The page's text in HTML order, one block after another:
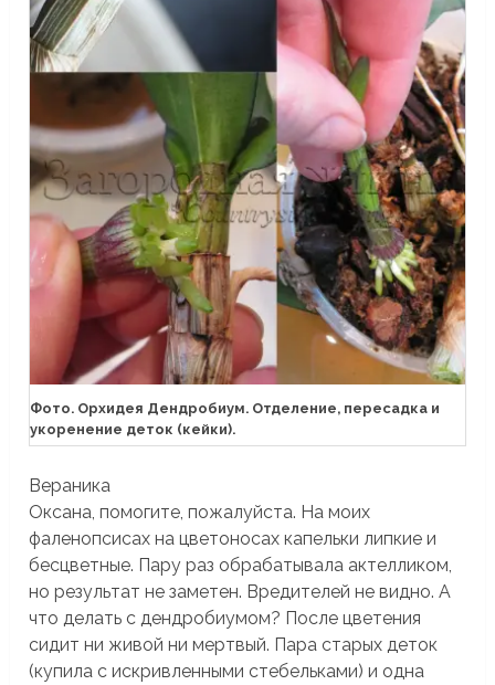
Фото. Орхидея Дендробиум. Отделение, пересадка и
укоренение деток (кейки).
Вераника
Оксана, помогите, пожалуйста. На моих
фаленопсисах на цветоносах капельки липкие и
бесцветные. Пару раз обрабатывала актелликом,
но результат не заметен. Вредителей не видно. А
что делать с дендробиумом? После цветения
сидит ни живой ни мертвый. Пара старых деток
(купила с искривленными стебельками) и одна